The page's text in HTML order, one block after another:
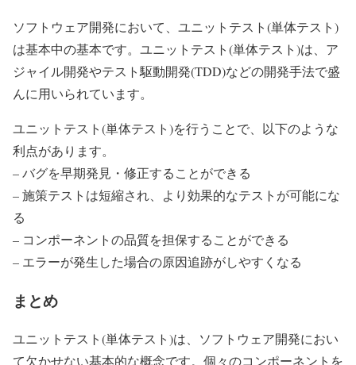
ソフトウェア開発において、ユニットテスト(単体テスト)
は基本中の基本です。ユニットテスト(単体テスト)は、ア
ジャイル開発やテスト駆動開発(TDD)などの開発手法で盛
んに用いられています。
ユニットテスト(単体テスト)を行うことで、以下のような
利点があります。
– バグを早期発見・修正することができる
– 施策テストは短縮され、より効果的なテストが可能にな
る
– コンポーネントの品質を担保することができる
– エラーが発生した場合の原因追跡がしやすくなる
まとめ
ユニットテスト(単体テスト)は、ソフトウェア開発におい
て欠かせない基本的な概念です。個々のコンポーネントを